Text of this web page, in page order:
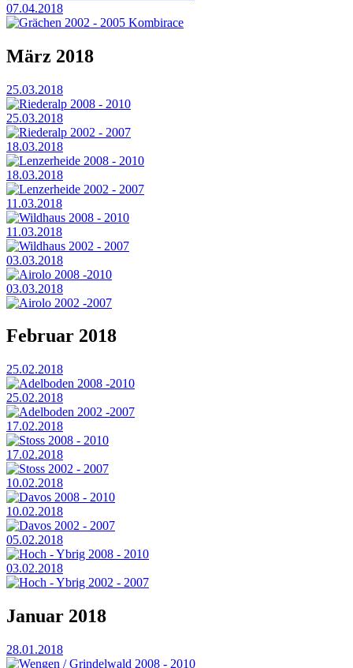
07.04.2018
Grächen 2002 - 2005 Kombirace
März 2018
25.03.2018
Riederalp 2008 - 2010
25.03.2018
Riederalp 2002 - 2007
18.03.2018
Lenzerheide 2008 - 2010
18.03.2018
Lenzerheide 2002 - 2007
11.03.2018
Wildhaus 2008 - 2010
11.03.2018
Wildhaus 2002 - 2007
03.03.2018
Airolo 2008 -2010
03.03.2018
Airolo 2002 -2007
Februar 2018
25.02.2018
Adelboden 2008 -2010
25.02.2018
Adelboden 2002 -2007
17.02.2018
Stoss 2008 - 2010
17.02.2018
Stoss 2002 - 2007
10.02.2018
Davos 2008 - 2010
10.02.2018
Davos 2002 - 2007
05.02.2018
Hoch - Ybrig 2008 - 2010
03.02.2018
Hoch - Ybrig 2002 - 2007
Januar 2018
28.01.2018
Wengen / Grindelwald 2008 - 2010